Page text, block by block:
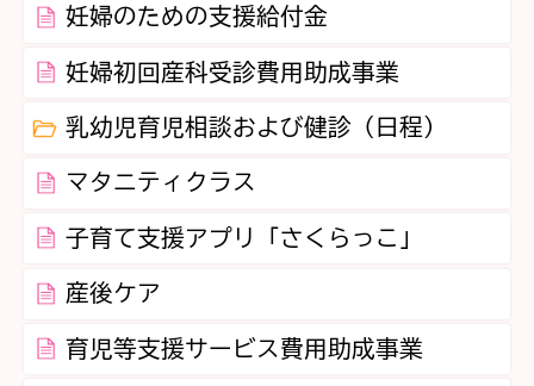
妊婦のための支援給付金
妊婦初回産科受診費用助成事業
乳幼児育児相談および健診（日程）
マタニティクラス
子育て支援アプリ「さくらっこ」
産後ケア
育児等支援サービス費用助成事業